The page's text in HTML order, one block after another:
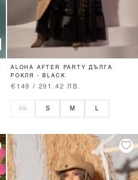
ALOHA AFTER PARTY ДЪЛГА
РОКЛЯ - BLACK
€149 / 291.42 ЛВ.
XS S M